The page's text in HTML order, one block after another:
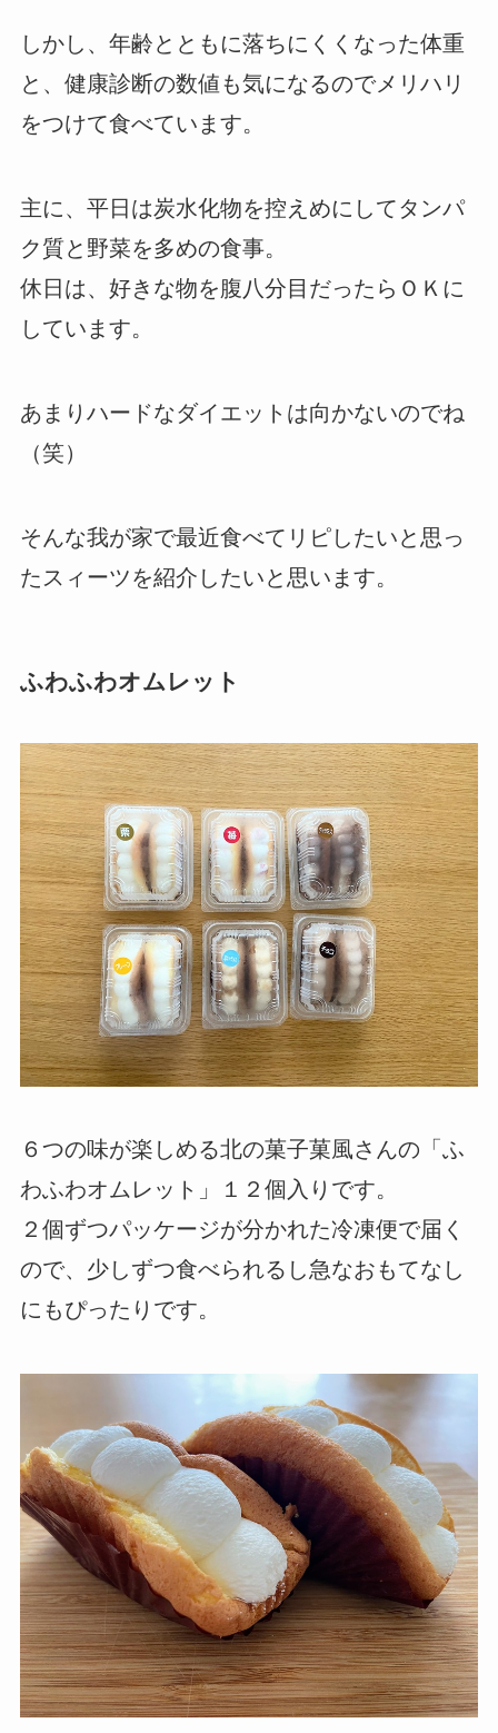
しかし、年齢とともに落ちにくくなった体重
と、健康診断の数値も気になるのでメリハリ
をつけて食べています。
主に、平日は炭水化物を控えめにしてタンパ
ク質と野菜を多めの食事。
休日は、好きな物を腹八分目だったらＯＫに
しています。
あまりハードなダイエットは向かないのでね
（笑）
そんな我が家で最近食べてリピしたいと思っ
たスィーツを紹介したいと思います。
ふわふわオムレット
６つの味が楽しめる北の菓子菓風さんの「ふ
わふわオムレット」１２個入りです。
２個ずつパッケージが分かれた冷凍便で届く
ので、少しずつ食べられるし急なおもてなし
にもぴったりです。